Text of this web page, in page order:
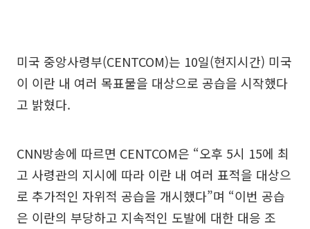
미국 중앙사령부(CENTCOM)는 10일(현지시간) 미국
이 이란 내 여러 목표물을 대상으로 공습을 시작했다
고 밝혔다.
CNN방송에 따르면 CENTCOM은 “오후 5시 15에 최
고 사령관의 지시에 따라 이란 내 여러 표적을 대상으
로 추가적인 자위적 공습을 개시했다”며 “이번 공습
은 이란의 부당하고 지속적인 도발에 대한 대응 조